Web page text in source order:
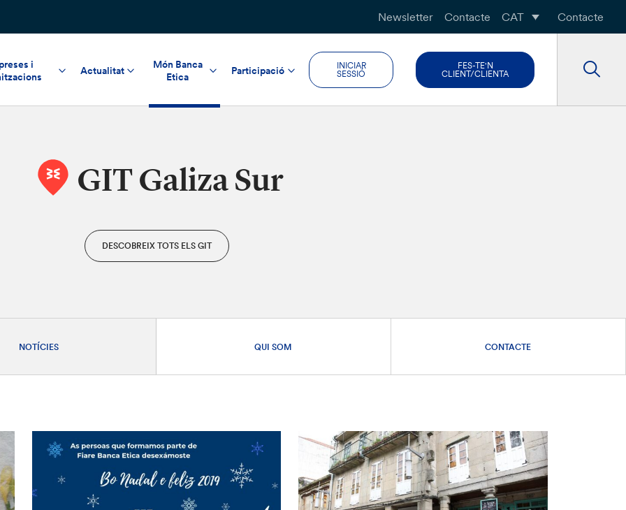
Newsletter Contacte CAT Contacte
i
Actualitat
Món Banca
Etica
Participació
INICIAR
SESSIÓ
FES-TE'N
CLIENT/CLIENTA
GIT Galiza Sur
DESCOBREIX TOTS ELS GIT
NOTÍCIES QUI SOM CONTACTE